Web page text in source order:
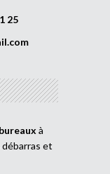
25
à
et